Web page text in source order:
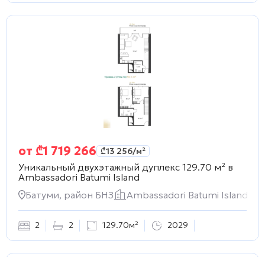
от ₾1 719 266 ₾13 256/м²
Уникальный двухэтажный дуплекс 129.70 м² в
Ambassadori Batumi Island
Батуми, район БНЗ
Ambassadori Batumi Island
2 2 129.70м² 2029